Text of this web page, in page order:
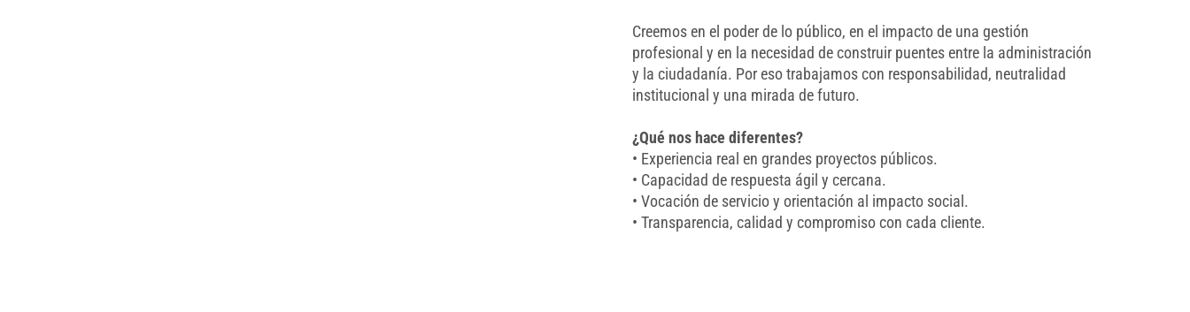
Creemos en el poder de lo público, en el impacto de una gestión
profesional y en la necesidad de construir puentes entre la administración
y la ciudadanía. Por eso trabajamos con responsabilidad, neutralidad
institucional y una mirada de futuro.
¿Qué nos hace diferentes?
• Experiencia real en grandes proyectos públicos.
• Capacidad de respuesta ágil y cercana.
• Vocación de servicio y orientación al impacto social.
• Transparencia, calidad y compromiso con cada cliente.